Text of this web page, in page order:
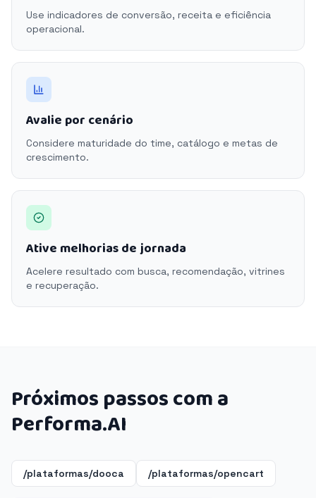
Use indicadores de conversão, receita e eficiência
operacional.
Avalie por cenário
Considere maturidade do time, catálogo e metas de
crescimento.
Ative melhorias de jornada
Acelere resultado com busca, recomendação, vitrines
e recuperação.
Próximos passos com a
Performa.AI
/plataformas/dooca /plataformas/opencart